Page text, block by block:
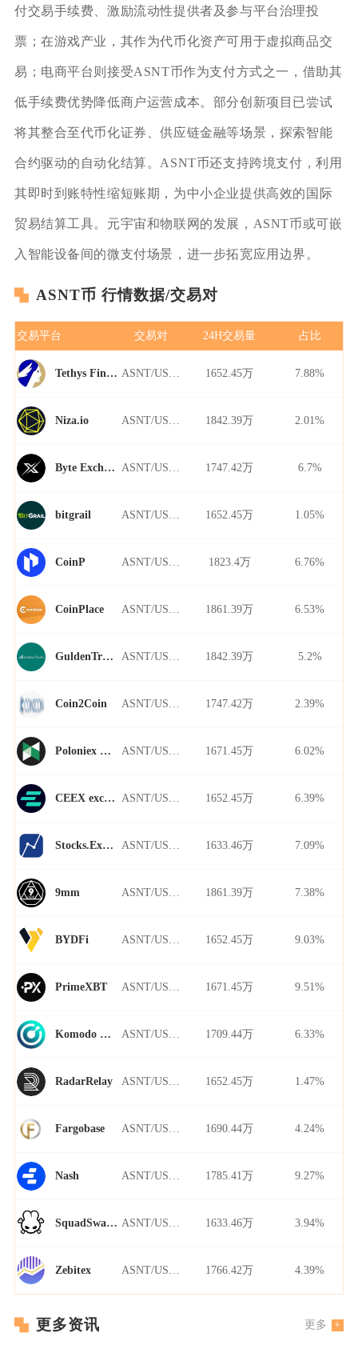
付交易手续费、激励流动性提供者及参与平台治理投
票；在游戏产业，其作为代币化资产可用于虚拟商品交
易；电商平台则接受ASNT币作为支付方式之一，借助其
低手续费优势降低商户运营成本。部分创新项目已尝试
将其整合至代币化证券、供应链金融等场景，探索智能
合约驱动的自动化结算。ASNT币还支持跨境支付，利用
其即时到账特性缩短账期，为中小企业提供高效的国际
贸易结算工具。元宇宙和物联网的发展，ASNT币或可嵌
入智能设备间的微支付场景，进一步拓宽应用边界。
ASNT币 行情数据/交易对
交易平台 交易对 24H交易量 占比
Tethys Finance 1652.45万 7.88%
Niza.io 1842.39万 2.01%
Byte Exchange 1747.42万 6.7%
bitgrail 1652.45万 1.05%
CoinP 1823.4万 6.76%
CoinPlace 1861.39万 6.53%
GuldenTrader 1842.39万 5.2%
Coin2Coin 1747.42万 2.39%
Poloniex Futures 1671.45万 6.02%
CEEX exchange 1652.45万 6.39%
Stocks.Exchange 1633.46万 7.09%
9mm 1861.39万 7.38%
BYDFi 1652.45万 9.03%
PrimeXBT 1671.45万 9.51%
Komodo Wallet 1709.44万 6.33%
RadarRelay 1652.45万 1.47%
Fargobase 1690.44万 4.24%
Nash 1785.41万 9.27%
SquadSwap Dynamo 1633.46万 3.94%
Zebitex 1766.42万 4.39%
更多资讯 更多